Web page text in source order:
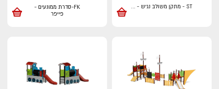
ST - מתקן משולב נגיש - ...
FK-סדרת ממונעים -
פייפר